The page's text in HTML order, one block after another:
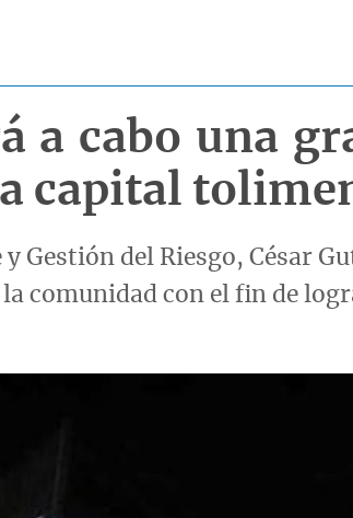
a cabo una
capital
Gestión del Riesgo, César
comunidad con el fin de